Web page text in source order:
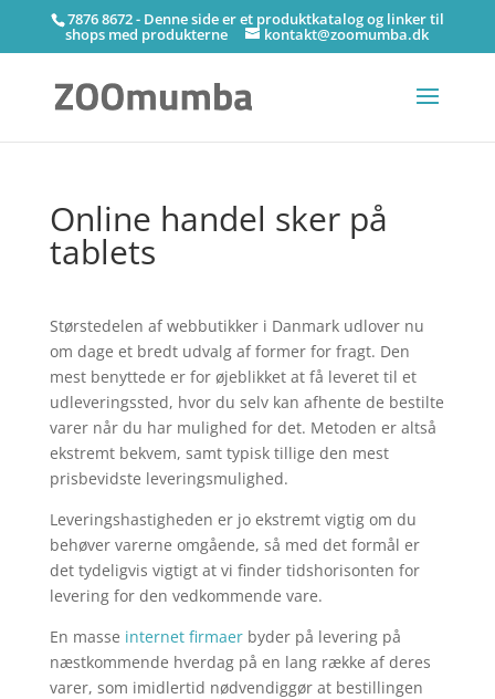
7876 8672 - Denne side er et produktkatalog og linker til
shops med produkterne kontakt@zoomumba.dk
Online handel sker på
tablets
Størstedelen af webbutikker i Danmark udlover nu
om dage et bredt udvalg af former for fragt. Den
mest benyttede er for øjeblikket at få leveret til et
udleveringssted, hvor du selv kan afhente de bestilte
varer når du har mulighed for det. Metoden er altså
ekstremt bekvem, samt typisk tillige den mest
prisbevidste leveringsmulighed.
Leveringshastigheden er jo ekstremt vigtig om du
behøver varerne omgående, så med det formål er
det tydeligvis vigtigt at vi finder tidshorisonten for
levering for den vedkommende vare.
En masse internet firmaerbyder på levering på
næstkommende hverdag på en lang række af deres
varer, som imidlertid nødvendiggør at bestillingen